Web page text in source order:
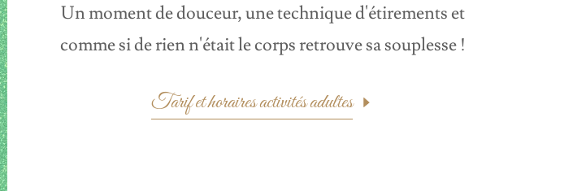
Un moment de douceur, une technique d'étirements et
comme si de rien n'était le corps retrouve sa souplesse !
Tarif et horaires activités adultes